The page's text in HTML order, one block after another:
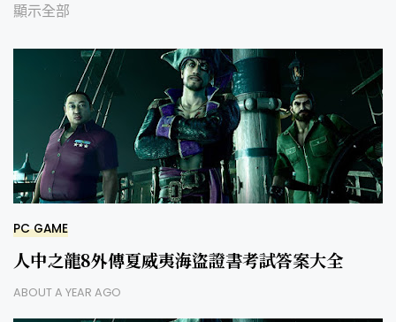
顯示全部
PC GAME
人中之龍8外傳夏威夷海盜證書考試答案大全
ABOUT A YEAR AGO